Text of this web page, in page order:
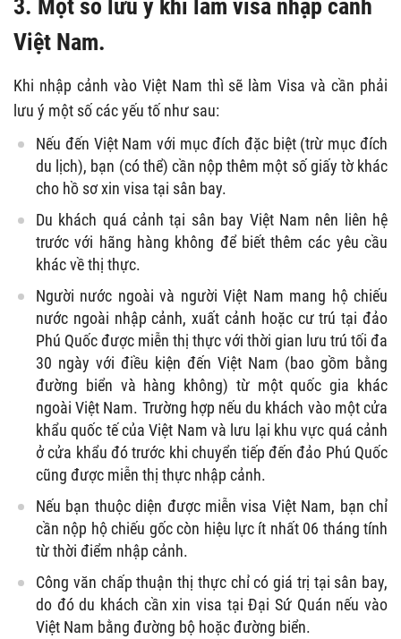
3. Một số lưu ý khi làm visa nhập cảnh
Việt Nam.
Khi nhập cảnh vào Việt Nam thì sẽ làm Visa và cần phải
lưu ý một số các yếu tố như sau:
Nếu đến Việt Nam với mục đích đặc biệt (trừ mục đích
du lịch), bạn (có thể) cần nộp thêm một số giấy tờ khác
cho hồ sơ xin visa tại sân bay.
Du khách quá cảnh tại sân bay Việt Nam nên liên hệ
trước với hãng hàng không để biết thêm các yêu cầu
khác về thị thực.
Người nước ngoài và người Việt Nam mang hộ chiếu
nước ngoài nhập cảnh, xuất cảnh hoặc cư trú tại đảo
Phú Quốc được miễn thị thực với thời gian lưu trú tối đa
30 ngày với điều kiện đến Việt Nam (bao gồm bằng
đường biển và hàng không) từ một quốc gia khác
ngoài Việt Nam. Trường hợp nếu du khách vào một cửa
khẩu quốc tế của Việt Nam và lưu lại khu vực quá cảnh
ở cửa khẩu đó trước khi chuyển tiếp đến đảo Phú Quốc
cũng được miễn thị thực nhập cảnh.
Nếu bạn thuộc diện được miễn visa Việt Nam, bạn chỉ
cần nộp hộ chiếu gốc còn hiệu lực ít nhất 06 tháng tính
từ thời điểm nhập cảnh.
Công văn chấp thuận thị thực chỉ có giá trị tại sân bay,
do đó du khách cần xin visa tại Đại Sứ Quán nếu vào
Việt Nam bằng đường bộ hoặc đường biển.